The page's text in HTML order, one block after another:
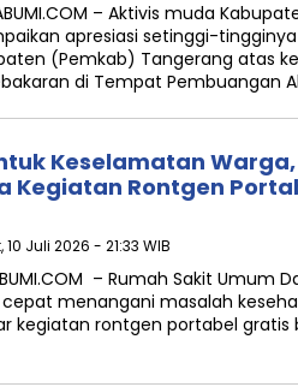
– Aktivis muda
apresiasi setinggi-
(Pemkab) Tangerang atas
di Tempat Pembuangan
Keselamatan Warga,
Kegiatan Rontgen
Juli 2026 - 21:33 WIB
– Rumah Sakit Umum
cepat menangani masalah
kegiatan rontgen portabel gratis